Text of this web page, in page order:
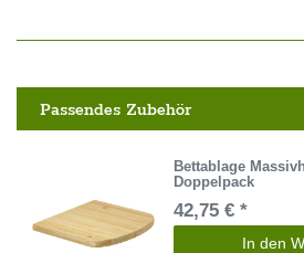
Passendes Zubehör
Bettablage
Doppelpack
42,75 € *
In den